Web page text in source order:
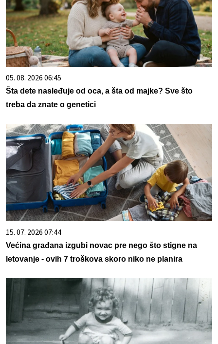
05. 08. 2026 06:45
Šta dete nasleđuje od oca, a šta od majke? Sve što
treba da znate o genetici
15. 07. 2026 07:44
Većina građana izgubi novac pre nego što stigne na
letovanje - ovih 7 troškova skoro niko ne planira